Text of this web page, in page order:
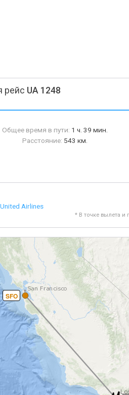
рейс UA 1248
Общее время в пути: 1 ч. 39 мин.
Расстояние: 543 км.
United Airlines
* В точке вылета и
SFO